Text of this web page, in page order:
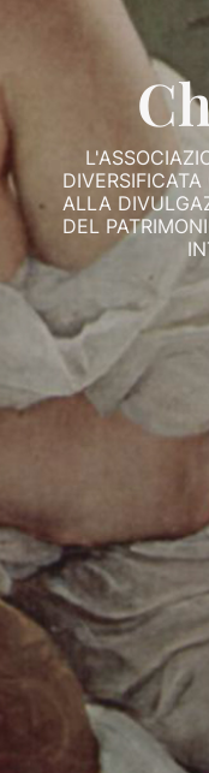
ALLA
DEL